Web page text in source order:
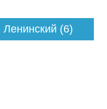
Ленинский (6)